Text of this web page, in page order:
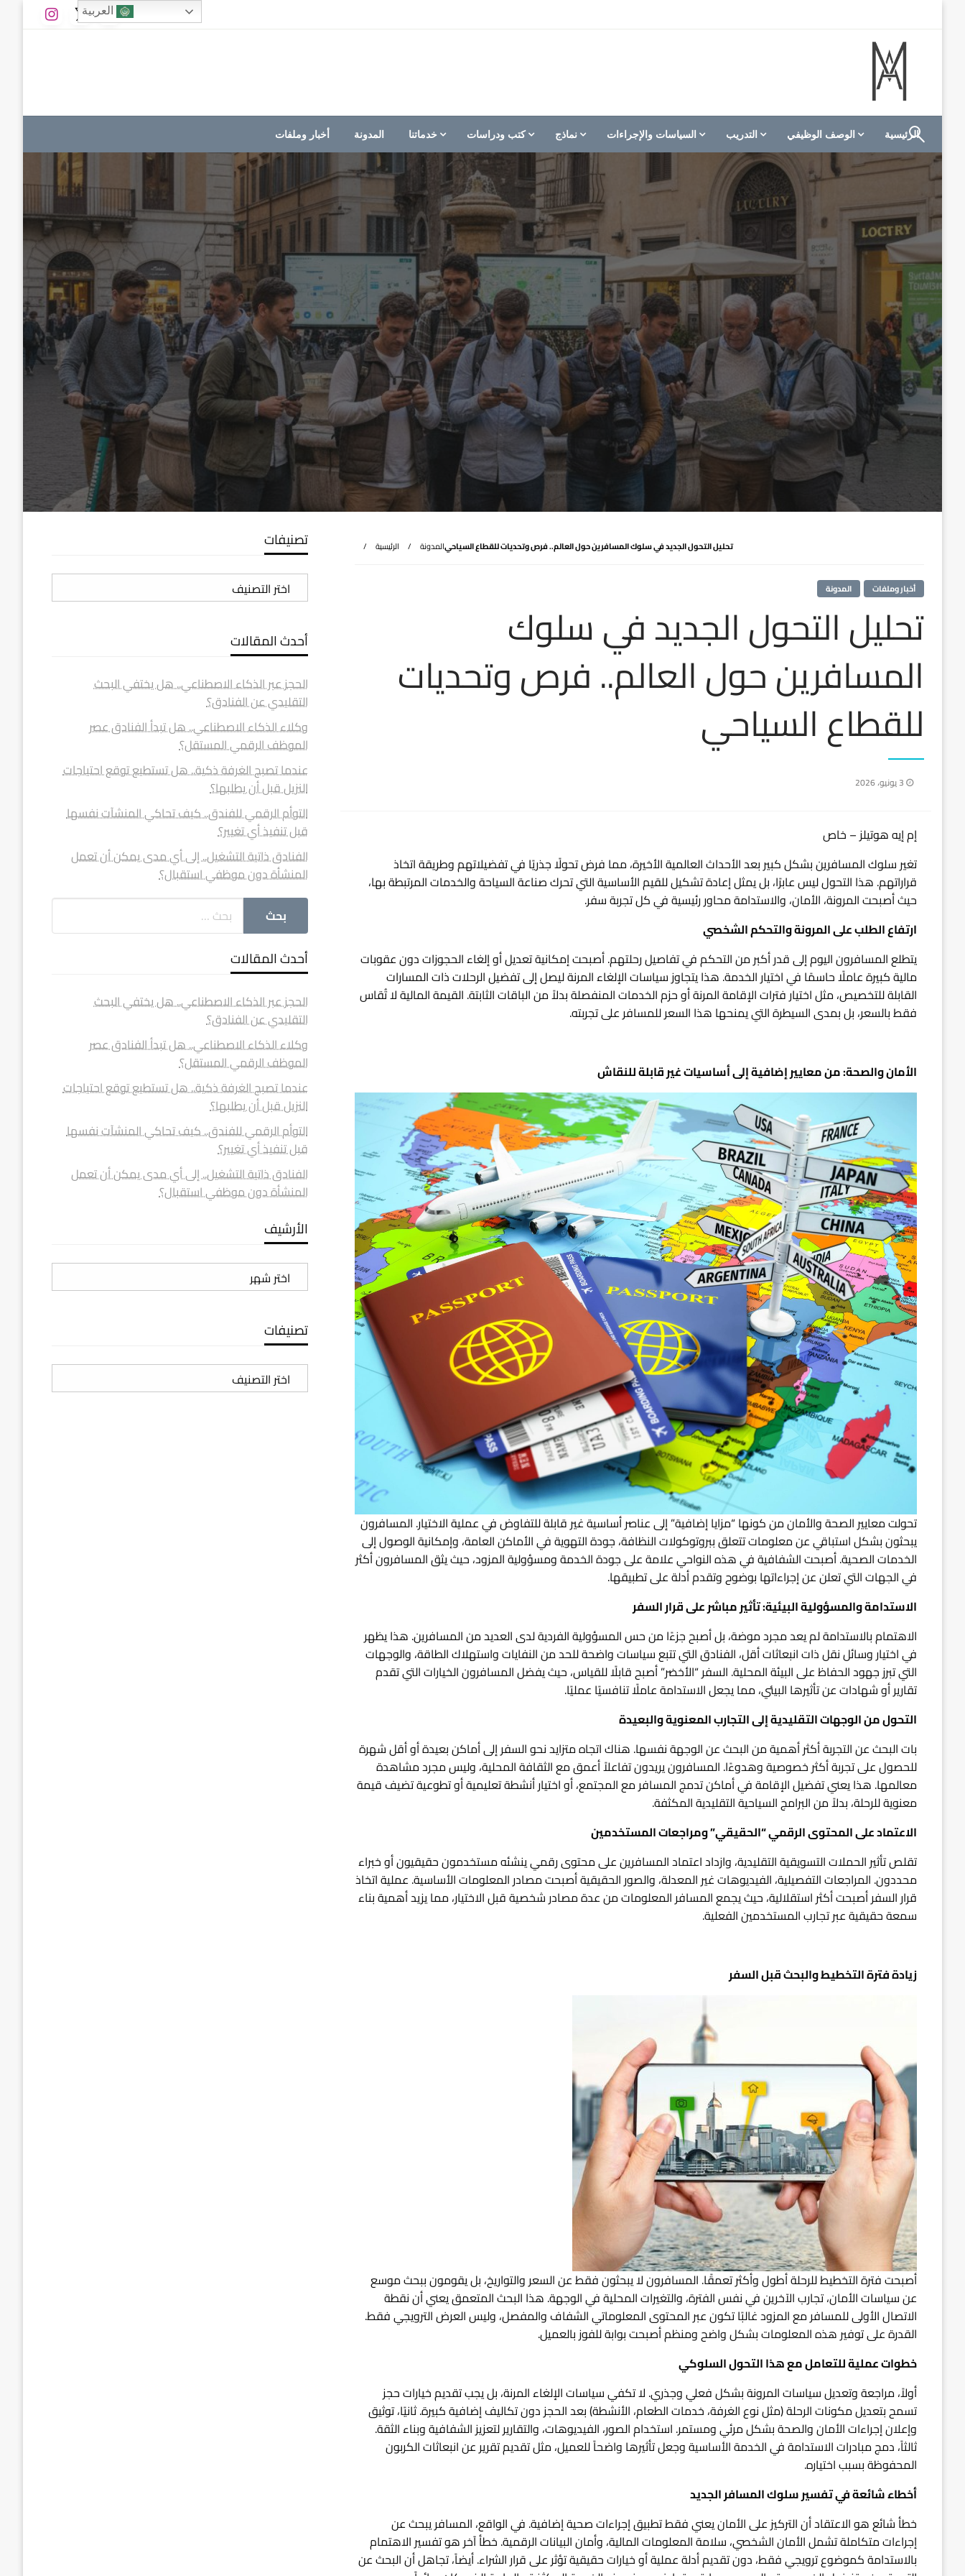
M A hotels | إم ايه هوتيلز
الموقع الأول للعاملين في الفنادق في العالم العربي
الرئيسية الوصف الوظيفي التدريب السياسات والإجراءات نماذج كتب ودراسات خدماتنا المدونة أخبار وملفات
الرئيسية المدونةتحليل التحول الجديد في سلوك المسافرين حول العالم.. فرص وتحديات للقطاع السياحي
المدونة أخبار وملفات
تحليل التحول الجديد في سلوك
المسافرين حول العالم.. فرص وتحديات
للقطاع السياحي
نُشر
3 يونيو، 2026
إم إيه هوتيلز – خاص
تغير سلوك المسافرين بشكل كبير بعد الأحداث العالمية الأخيرة، مما فرض تحولًا جذريًا في تفضيلاتهم وطريقة اتخاذ
قراراتهم. هذا التحول ليس عابرًا، بل يمثل إعادة تشكيل للقيم الأساسية التي تحرك صناعة السياحة والخدمات المرتبطة بها،
حيث أصبحت المرونة، الأمان، والاستدامة محاور رئيسية في كل تجربة سفر.
ارتفاع الطلب على المرونة والتحكم الشخصي
يتطلع المسافرون اليوم إلى قدر أكبر من التحكم في تفاصيل رحلتهم. أصبحت إمكانية تعديل أو إلغاء الحجوزات دون عقوبات
مالية كبيرة عاملًا حاسمًا في اختيار الخدمة. هذا يتجاوز سياسات الإلغاء المرنة ليصل إلى تفضيل الرحلات ذات المسارات
القابلة للتخصيص، مثل اختيار فترات الإقامة المرنة أو حزم الخدمات المنفصلة بدلاً من الباقات الثابتة. القيمة المالية لا تُقاس
فقط بالسعر، بل بمدى السيطرة التي يمنحها هذا السعر للمسافر على تجربته.
الأمان والصحة: من معايير إضافية إلى أساسيات غير قابلة للنقاش
تحولت معايير الصحة والأمان من كونها “مزايا إضافية” إلى عناصر أساسية غير قابلة للتفاوض في عملية الاختيار. المسافرون
يبحثون بشكل استباقي عن معلومات تتعلق ببروتوكولات النظافة، جودة التهوية في الأماكن العامة، وإمكانية الوصول إلى
الخدمات الصحية. أصبحت الشفافية في هذه النواحي علامة على جودة الخدمة ومسؤولية المزود، حيث يثق المسافرون أكثر
في الجهات التي تعلن عن إجراءاتها بوضوح وتقدم أدلة على تطبيقها.
الاستدامة والمسؤولية البيئية: تأثير مباشر على قرار السفر
الاهتمام بالاستدامة لم يعد مجرد موضة، بل أصبح جزءًا من حس المسؤولية الفردية لدى العديد من المسافرين. هذا يظهر
في اختيار وسائل نقل ذات انبعاثات أقل، الفنادق التي تتبع سياسات واضحة للحد من النفايات واستهلاك الطاقة، والوجهات
التي تبرز جهود الحفاظ على البيئة المحلية. السفر “الأخضر” أصبح قابلًا للقياس، حيث يفضل المسافرون الخيارات التي تقدم
تقارير أو شهادات عن تأثيرها البيئي، مما يجعل الاستدامة عاملًا تنافسيًا عمليًا.
التحول من الوجهات التقليدية إلى التجارب المعنوية والبعيدة
بات البحث عن التجربة أكثر أهمية من البحث عن الوجهة نفسها. هناك اتجاه متزايد نحو السفر إلى أماكن بعيدة أو أقل شهرة
للحصول على تجربة أكثر خصوصية وهدوءًا. المسافرون يريدون تفاعلاً أعمق مع الثقافة المحلية، وليس مجرد مشاهدة
معالمها. هذا يعني تفضيل الإقامة في أماكن تدمج المسافر مع المجتمع، أو اختيار أنشطة تعليمية أو تطوعية تضيف قيمة
معنوية للرحلة، بدلاً من البرامج السياحية التقليدية المكثفة.
الاعتماد على المحتوى الرقمي “الحقيقي” ومراجعات المستخدمين
تقلص تأثير الحملات التسويقية التقليدية، وازداد اعتماد المسافرين على محتوى رقمي ينشئه مستخدمون حقيقيون أو خبراء
محددون. المراجعات التفصيلية، الفيديوهات غير المعدلة، والصور الحقيقية أصبحت مصادر المعلومات الأساسية. عملية اتخاذ
قرار السفر أصبحت أكثر استقلالية، حيث يجمع المسافر المعلومات من عدة مصادر شخصية قبل الاختيار، مما يزيد أهمية بناء
سمعة حقيقية عبر تجارب المستخدمين الفعلية.
زيادة فترة التخطيط والبحث قبل السفر
أصبحت فترة التخطيط للرحلة أطول وأكثر تعمقًا. المسافرون لا يبحثون فقط عن السعر والتواريخ، بل يقومون ببحث موسع
عن سياسات الأمان، تجارب الآخرين في نفس الفترة، والتغيرات المحلية في الوجهة. هذا البحث المتعمق يعني أن نقطة
الاتصال الأولى للمسافر مع المزود غالبًا تكون عبر المحتوى المعلوماتي الشفاف والمفصل، وليس العرض الترويجي فقط.
القدرة على توفير هذه المعلومات بشكل واضح ومنظم أصبحت بوابة للفوز بالعميل.
خطوات عملية للتعامل مع هذا التحول السلوكي
أولاً، مراجعة وتعديل سياسات المرونة بشكل فعلي وجذري. لا تكفي سياسات الإلغاء المرنة، بل يجب تقديم خيارات حجز
تسمح بتعديل مكونات الرحلة (مثل نوع الغرفة، خدمات الطعام، الأنشطة) بعد الحجز دون تكاليف إضافية كبيرة. ثانيًا، توثيق
وإعلان إجراءات الأمان والصحة بشكل مرئي ومستمر. استخدام الصور، الفيديوهات، والتقارير لتعزيز الشفافية وبناء الثقة.
ثالثاً، دمج مبادرات الاستدامة في الخدمة الأساسية وجعل تأثيرها واضحاً للعميل، مثل تقديم تقرير عن انبعاثات الكربون
المحفوظة بسبب اختياره.
أخطاء شائعة في تفسير سلوك المسافر الجديد
خطأ شائع هو الاعتقاد أن التركيز على الأمان يعني فقط تطبيق إجراءات صحية إضافية. في الواقع، المسافر يبحث عن
إجراءات متكاملة تشمل الأمان الشخصي، سلامة المعلومات المالية، وأمان البيانات الرقمية. خطأ آخر هو تفسير الاهتمام
بالاستدامة كموضوع ترويجي فقط، دون تقديم أدلة عملية أو خيارات حقيقية تؤثر على قرار الشراء. أيضاً، تجاهل أن البحث عن
تصنيفات
تصنيفات
أحدث المقالات
الحجز عبر الذكاء الاصطناعي.. هل يختفي البحث
التقليدي عن الفنادق؟
وكلاء الذكاء الاصطناعي.. هل تبدأ الفنادق عصر
الموظف الرقمي المستقل؟
عندما تصبح الغرفة ذكية.. هل تستطيع توقع احتياجات
النزيل قبل أن يطلبها؟
التوأم الرقمي للفندق.. كيف تحاكي المنشآت نفسها
قبل تنفيذ أي تغيير؟
الفنادق ذاتية التشغيل.. إلى أي مدى يمكن أن تعمل
المنشأة دون موظفي استقبال؟
أحدث المقالات
الحجز عبر الذكاء الاصطناعي.. هل يختفي البحث
التقليدي عن الفنادق؟
وكلاء الذكاء الاصطناعي.. هل تبدأ الفنادق عصر
الموظف الرقمي المستقل؟
عندما تصبح الغرفة ذكية.. هل تستطيع توقع احتياجات
النزيل قبل أن يطلبها؟
التوأم الرقمي للفندق.. كيف تحاكي المنشآت نفسها
قبل تنفيذ أي تغيير؟
الفنادق ذاتية التشغيل.. إلى أي مدى يمكن أن تعمل
المنشأة دون موظفي استقبال؟
الأرشيف
الأرشيف
تصنيفات
تصنيفات
العربية